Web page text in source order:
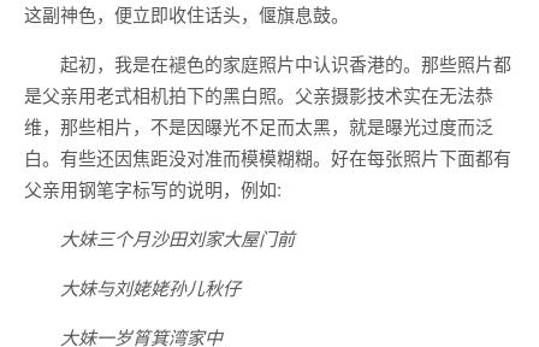
这副神色，便立即收住话头，偃旗息鼓。
起初，我是在褪色的家庭照片中认识香港的。那些照片都
是父亲用老式相机拍下的黑白照。父亲摄影技术实在无法恭
维，那些相片，不是因曝光不足而太黑，就是曝光过度而泛
白。有些还因焦距没对准而模模糊糊。好在每张照片下面都有
父亲用钢笔字标写的说明，例如:
大妹三个月沙田刘家大屋门前
大妹与刘姥姥孙儿秋仔
大妹一岁筲箕湾家中